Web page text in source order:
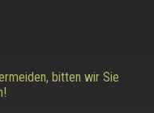
bitten wir Sie